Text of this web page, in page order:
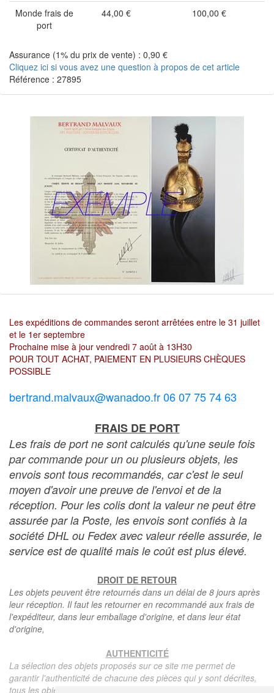
Monde frais de
port
44,00 € 100,00 €
Assurance (1% du prix de vente) : 0,90 €
Cliquez ici si vous avez une question à propos de cet article
Référence : 27895
Les expéditions de commandes seront arrêtées entre le 31 juillet
et le 1er septembre
Prochaine mise à jour vendredi 7 août à 13H30
POUR TOUT ACHAT, PAIEMENT EN PLUSIEURS CHÈQUES
POSSIBLE
bertrand.malvaux@wanadoo.fr 06 07 75 74 63
FRAIS DE PORT
Les frais de port ne sont calculés qu'une seule fois
par commande pour un ou plusieurs objets, les
envois sont tous recommandés, car c'est le seul
moyen d'avoir une preuve de l'envoi et de la
réception. Pour les colis dont la valeur ne peut être
assurée par la Poste, les envois sont confiés à la
société DHL ou Fedex avec valeur réelle assurée, le
service est de qualité mais le coût est plus élevé.
DROIT DE RETOUR
Les objets peuvent être retournés dans un délai de 8 jours après
leur réception. Il faut les retourner en recommandé aux frais de
l'expéditeur, dans leur emballage d'origine, et dans leur état
d'origine,
AUTHENTICITÉ
La sélection des objets proposés sur ce site me permet de
garantir l'authenticité de chacune des pièces qui y sont décrites,
tous les objets proposés sont garantis d'époque et authentiques,